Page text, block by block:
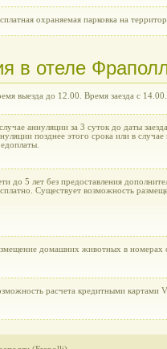
охраняемая парковка на
в отеле
выезда до 12.00. Время заезда с 14.00.
аннуляции за 3 суток до даты
позднее этого срока или в случае
до 5 лет без предоставления
Существует возможность
домашних животных в номерах
расчета кредитными картами